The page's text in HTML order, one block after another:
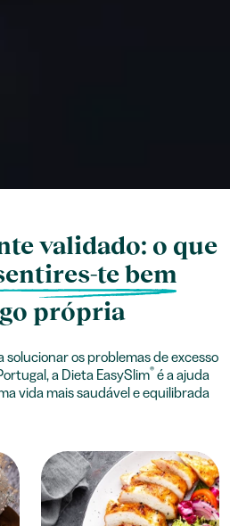
validado: o que
te bem
própria
os problemas de excesso
a Dieta EasySlim® é a ajuda
vida mais saudável e equilibrada